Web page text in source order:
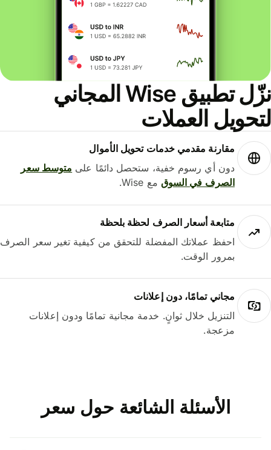
نزّل تطبيق Wise المجاني
لتحويل العملات
مقارنة مقدمي خدمات تحويل الأموال
دون أي رسوم خفية، ستحصل دائمًا على متوسط ​​سعر
الصرف في السوق مع Wise.
متابعة أسعار الصرف لحظة بلحظة
احفظ عملاتك المفضلة للتحقق من كيفية تغير سعر الصرف
بمرور الوقت.
مجاني تمامًا، دون إعلانات
التنزيل خلال ثوانٍ. خدمة مجانية تمامًا ودون إعلانات
مزعجة.
الأسئلة الشائعة حول سعر